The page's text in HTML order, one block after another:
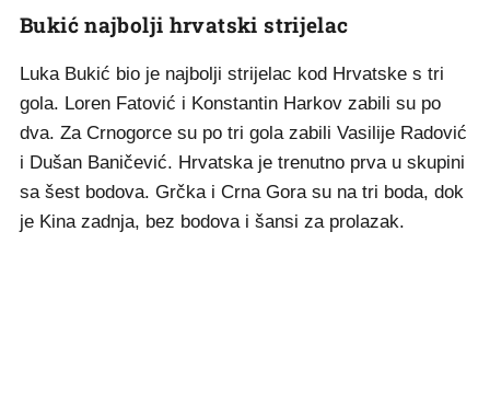
Bukić najbolji hrvatski strijelac
Luka Bukić bio je najbolji strijelac kod Hrvatske s tri
gola. Loren Fatović i Konstantin Harkov zabili su po
dva. Za Crnogorce su po tri gola zabili Vasilije Radović
i Dušan Baničević. Hrvatska je trenutno prva u skupini
sa šest bodova. Grčka i Crna Gora su na tri boda, dok
je Kina zadnja, bez bodova i šansi za prolazak.